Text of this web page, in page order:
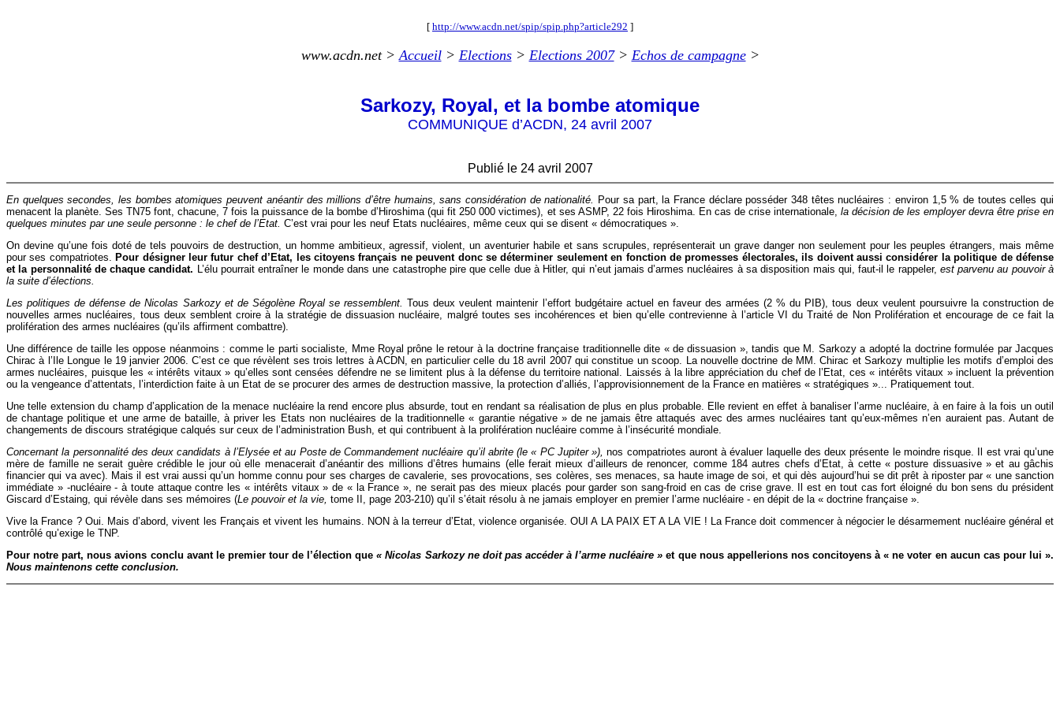
[ http://www.acdn.net/spip/spip.php?article292 ]
www.acdn.net >Accueil> Elections> Elections 2007> Echos de campagne>
Sarkozy, Royal, et la bombe atomique
COMMUNIQUE d’ACDN, 24 avril 2007
Publié le 24 avril 2007
En quelques secondes, les bombes atomiques peuvent anéantir des millions d’être humains, sans considération de nationalité. Pour sa part, la France déclare posséder 348 têtes nucléaires : environ 1,5 % de toutes celles qui
menacent la planète. Ses TN75 font, chacune, 7 fois la puissance de la bombe d’Hiroshima (qui fit 250 000 victimes), et ses ASMP, 22 fois Hiroshima. En cas de crise internationale, la décision de les employer devra être prise en
quelques minutes par une seule personne : le chef de l’Etat. C’est vrai pour les neuf Etats nucléaires, même ceux qui se disent « démocratiques ».
On devine qu’une fois doté de tels pouvoirs de destruction, un homme ambitieux, agressif, violent, un aventurier habile et sans scrupules, représenterait un grave danger non seulement pour les peuples étrangers, mais même
pour ses compatriotes. Pour désigner leur futur chef d’Etat, les citoyens français ne peuvent donc se déterminer seulement en fonction de promesses électorales, ils doivent aussi considérer la politique de défense
et la personnalité de chaque candidat. L’élu pourrait entraîner le monde dans une catastrophe pire que celle due à Hitler, qui n’eut jamais d’armes nucléaires à sa disposition mais qui, faut-il le rappeler, est parvenu au pouvoir à
la suite d’élections.
Les politiques de défense de Nicolas Sarkozy et de Ségolène Royal se ressemblent. Tous deux veulent maintenir l’effort budgétaire actuel en faveur des armées (2 % du PIB), tous deux veulent poursuivre la construction de
nouvelles armes nucléaires, tous deux semblent croire à la stratégie de dissuasion nucléaire, malgré toutes ses incohérences et bien qu’elle contrevienne à l’article VI du Traité de Non Prolifération et encourage de ce fait la
prolifération des armes nucléaires (qu’ils affirment combattre).
Une différence de taille les oppose néanmoins : comme le parti socialiste, Mme Royal prône le retour à la doctrine française traditionnelle dite « de dissuasion », tandis que M. Sarkozy a adopté la doctrine formulée par Jacques
Chirac à l’Ile Longue le 19 janvier 2006. C’est ce que révèlent ses trois lettres à ACDN, en particulier celle du 18 avril 2007 qui constitue un scoop. La nouvelle doctrine de MM. Chirac et Sarkozy multiplie les motifs d’emploi des
armes nucléaires, puisque les « intérêts vitaux » qu’elles sont censées défendre ne se limitent plus à la défense du territoire national. Laissés à la libre appréciation du chef de l’Etat, ces « intérêts vitaux » incluent la prévention
ou la vengeance d’attentats, l’interdiction faite à un Etat de se procurer des armes de destruction massive, la protection d’alliés, l’approvisionnement de la France en matières « stratégiques »... Pratiquement tout.
Une telle extension du champ d’application de la menace nucléaire la rend encore plus absurde, tout en rendant sa réalisation de plus en plus probable. Elle revient en effet à banaliser l’arme nucléaire, à en faire à la fois un outil
de chantage politique et une arme de bataille, à priver les Etats non nucléaires de la traditionnelle « garantie négative » de ne jamais être attaqués avec des armes nucléaires tant qu’eux-mêmes n’en auraient pas. Autant de
changements de discours stratégique calqués sur ceux de l’administration Bush, et qui contribuent à la prolifération nucléaire comme à l’insécurité mondiale.
Concernant la personnalité des deux candidats à l’Elysée et au Poste de Commandement nucléaire qu’il abrite (le « PC Jupiter »), nos compatriotes auront à évaluer laquelle des deux présente le moindre risque. Il est vrai qu’une
mère de famille ne serait guère crédible le jour où elle menacerait d’anéantir des millions d’êtres humains (elle ferait mieux d’ailleurs de renoncer, comme 184 autres chefs d’Etat, à cette « posture dissuasive » et au gâchis
financier qui va avec). Mais il est vrai aussi qu’un homme connu pour ses charges de cavalerie, ses provocations, ses colères, ses menaces, sa haute image de soi, et qui dès aujourd’hui se dit prêt à riposter par « une sanction
immédiate » -nucléaire - à toute attaque contre les « intérêts vitaux » de « la France », ne serait pas des mieux placés pour garder son sang-froid en cas de crise grave. Il est en tout cas fort éloigné du bon sens du président
Giscard d’Estaing, qui révèle dans ses mémoires (Le pouvoir et la vie, tome II, page 203-210) qu’il s’était résolu à ne jamais employer en premier l’arme nucléaire - en dépit de la « doctrine française ».
Vive la France ? Oui. Mais d’abord, vivent les Français et vivent les humains. NON à la terreur d’Etat, violence organisée. OUI A LA PAIX ET A LA VIE ! La France doit commencer à négocier le désarmement nucléaire général et
contrôlé qu’exige le TNP.
Pour notre part, nous avions conclu avant le premier tour de l’élection que« Nicolas Sarkozy ne doit pas accéder à l’arme nucléaire » et que nous appellerions nos concitoyens à « ne voter en aucun cas pour lui ».
Nous maintenons cette conclusion.